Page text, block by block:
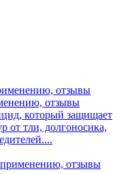
отзывы
который защищает
от тли, долгоносика,